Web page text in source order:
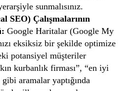
sunmalısınız.
SEO) Çalışmalarının
Google Haritalar (Google My
eksiksiz bir şekilde optimize
potansiyel müşteriler
kurbanlık firması”, “en iyi
gibi aramalar yaptığında